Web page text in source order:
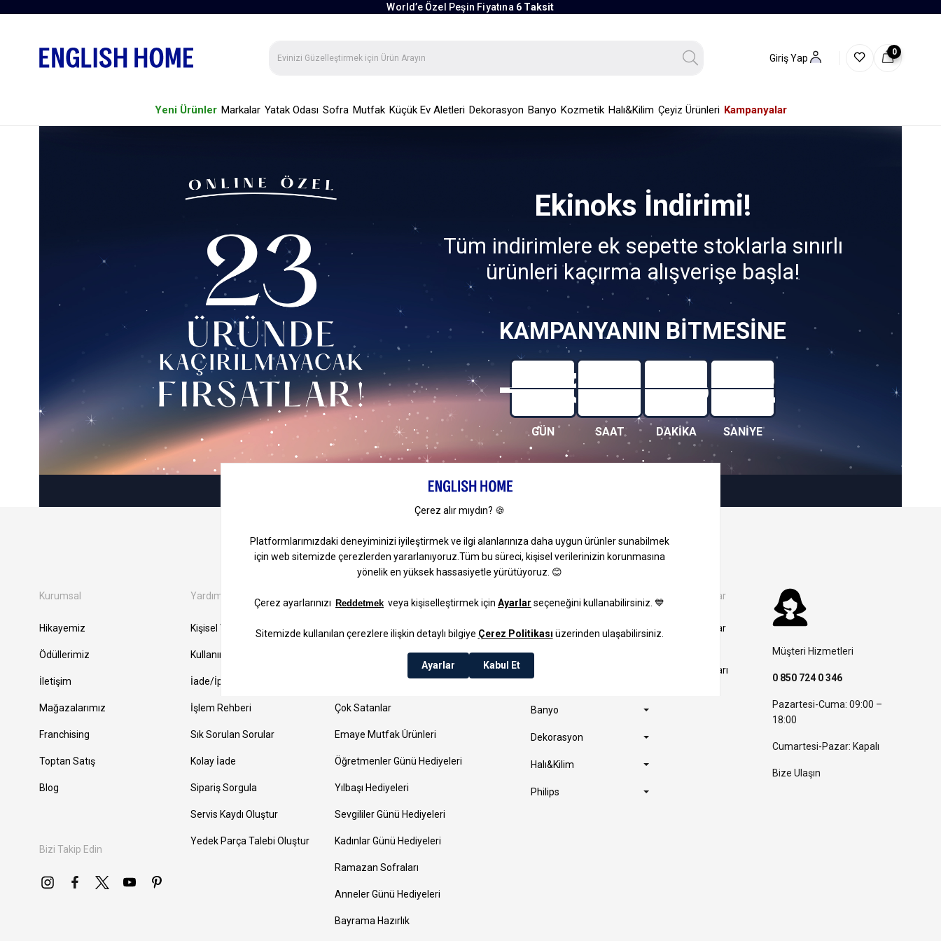
World’e Özel Peşin Fiyatına 6 Taksit
Giriş Yap
0
Yeni Ürünler Markalar Yatak Odası Sofra Mutfak Küçük Ev Aletleri Dekorasyon Banyo Kozmetik Halı&Kilim Çeyiz Ürünleri Kampanyalar
Ekinoks İndirimi!
Tüm indirimlere ek sepette stoklarla sınırlı
ürünleri kaçırma alışverişe başla!
KAMPANYANIN BİTMESİNE
-685
GÜN
-3
SAAT
-36
DAKİKA
-32
SANİYE
Kurumsal
Hikayemiz
Ödüllerimiz
İletişim
Mağazalarımız
Franchising
Toptan Satış
Blog
Bizi Takip Edin
Yardım
Kişisel Verilerin Korunması
Kullanım Şartları
İade/İptal Koşulları
İşlem Rehberi
Sık Sorulan Sorular
Kolay İade
Sipariş Sorgula
Servis Kaydı Oluştur
Yedek Parça Talebi Oluştur
Çeyiz Ürünleri
Yeni Ev Hediyeleri
Çok Satanlar
Emaye Mutfak Ürünleri
Öğretmenler Günü Hediyeleri
Yılbaşı Hediyeleri
Sevgililer Günü Hediyeleri
Kadınlar Günü Hediyeleri
Ramazan Sofraları
Anneler Günü Hediyeleri
Bayrama Hazırlık
Yatak Odası
Mutfak
Banyo
Dekorasyon
Halı&Kilim
Philips
Kampanyalar
Kampanyalar
Kampanyaları
Müşteri Hizmetleri
0 850 724 0 346
Pazartesi-Cuma: 09:00 –
18:00
Cumartesi-Pazar: Kapalı
Bize Ulaşın